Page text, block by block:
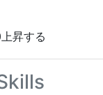
昇する